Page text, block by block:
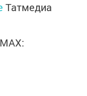
Татмедиа